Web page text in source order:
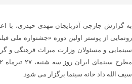
به گزارش جارچی آذربایجان مهدی حیدری، با
رونمایی از پوستر اولین دوره «جشنواره ملی
سینمایی و مسئولان وزارت میراث فرهنگی و
سیف الله داد خانه سینما برگزار می شود.